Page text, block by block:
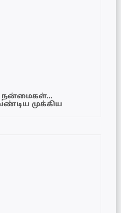
நன்மைகள்…
முக்கிய